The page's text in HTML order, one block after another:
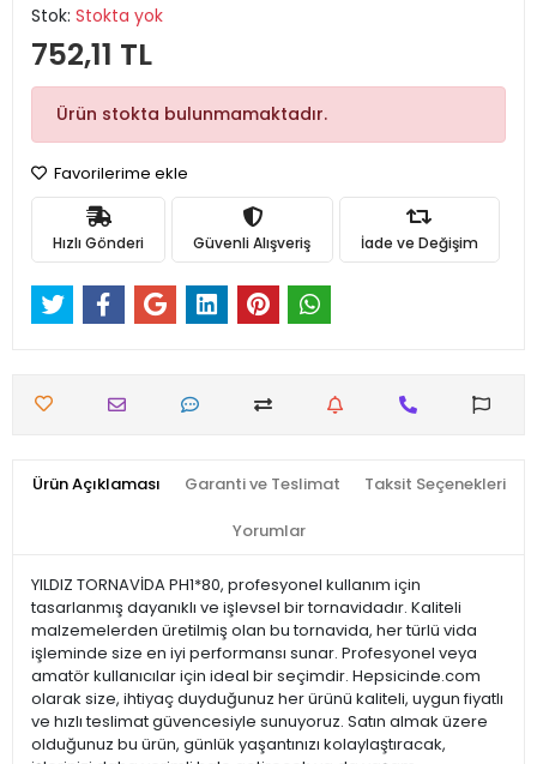
Stok: Stokta yok
752,11 TL
Ürün stokta bulunmamaktadır.
Favorilerime ekle
Hızlı Gönderi Güvenli Alışveriş İade ve Değişim
Ürün Açıklaması Garanti ve Teslimat Taksit Seçenekleri
Yorumlar
YILDIZ TORNAVİDA PH1*80, profesyonel kullanım için
tasarlanmış dayanıklı ve işlevsel bir tornavidadır. Kaliteli
malzemelerden üretilmiş olan bu tornavida, her türlü vida
işleminde size en iyi performansı sunar. Profesyonel veya
amatör kullanıcılar için ideal bir seçimdir. Hepsicinde.com
olarak size, ihtiyaç duyduğunuz her ürünü kaliteli, uygun fiyatlı
ve hızlı teslimat güvencesiyle sunuyoruz. Satın almak üzere
olduğunuz bu ürün, günlük yaşantınızı kolaylaştıracak,